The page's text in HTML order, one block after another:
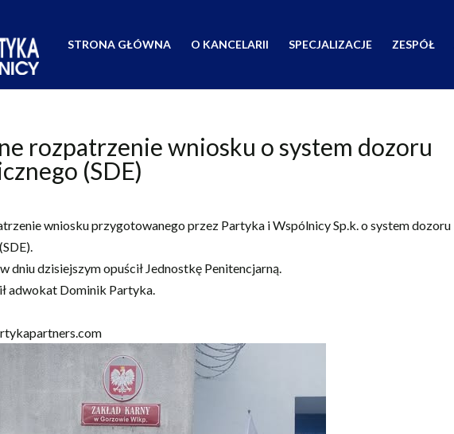
STRONA GŁÓWNA O KANCELARII SPECJALIZACJE ZESPÓŁ
rozpatrzenie wniosku o system dozoru
(SDE)
wniosku przygotowanego przez Partyka i Wspólnicy Sp.k. o system dozoru
dniu dzisiejszym opuścił Jednostkę Penitencjarną.
adwokat Dominik Partyka.